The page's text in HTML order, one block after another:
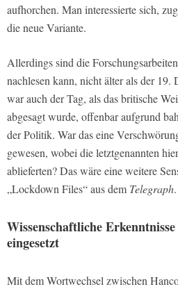
aufhorchen. Man interessierte sich,
die neue Variante.
Allerdings sind die
nachlesen kann, nicht älter als der 19.
war auch der Tag, als das britische
abgesagt wurde, offenbar aufgrund
der Politik. War das eine
gewesen, wobei die letztgenannten
ablieferten? Das wäre eine weitere
„Lockdown Files“ aus dem Telegraph.
Wissenschaftliche
eingesetzt
Mit dem Wortwechsel zwischen